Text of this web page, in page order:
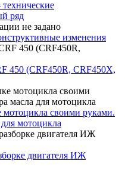
ряд
изменения
450 (CRF450R, CRF450X,
мотоцикла своими руками.
мотоцикла
двигателя ИЖ